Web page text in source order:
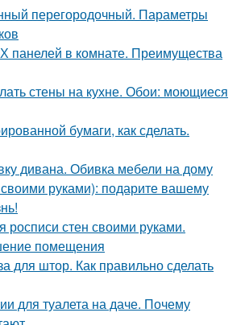
перегородочный. Параметры
панелей в комнате. Преимущества
стены на кухне. Обои: моющиеся
бумаги, как сделать.
дивана. Обивка мебели на дому
руками): подарите вашему
росписи стен своими руками.
помещения
для штор. Как правильно сделать
для туалета на даче. Почему